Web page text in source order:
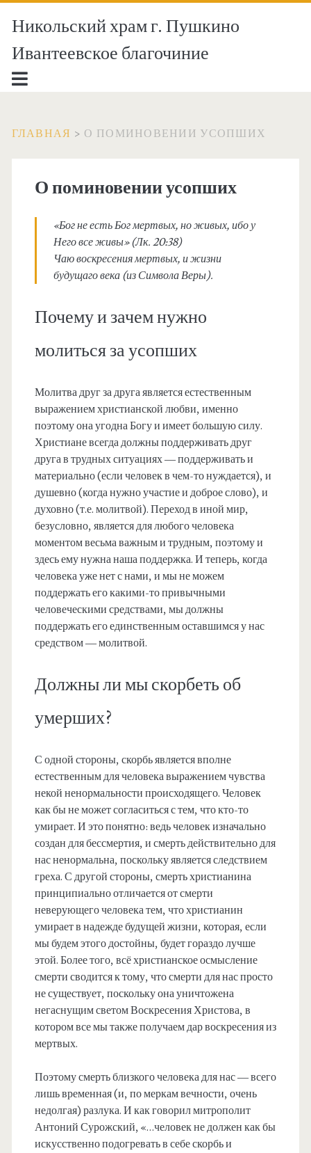
Никольский храм г. Пушкино
Ивантеевское благочиние
ГЛАВНАЯ > О ПОМИНОВЕНИИ УСОПШИХ
О поминовении усопших
«Бог не есть Бог мертвых, но живых, ибо у
Него все живы» (Лк. 20:38)
Чаю воскресения мертвых, и жизни
будущаго века (из Символа Веры).
Почему и зачем нужно
молиться за усопших
Молитва друг за друга является естественным
выражением христианской любви, именно
поэтому она угодна Богу и имеет большую силу.
Христиане всегда должны поддерживать друг
друга в трудных ситуациях — поддерживать и
материально (если человек в чем-то нуждается), и
душевно (когда нужно участие и доброе слово), и
духовно (т.е. молитвой). Переход в иной мир,
безусловно, является для любого человека
моментом весьма важным и трудным, поэтому и
здесь ему нужна наша поддержка. И теперь, когда
человека уже нет с нами, и мы не можем
поддержать его какими-то привычными
человеческими средствами, мы должны
поддержать его единственным оставшимся у нас
средством — молитвой.
Должны ли мы скорбеть об
умерших?
С одной стороны, скорбь является вполне
естественным для человека выражением чувства
некой ненормальности происходящего. Человек
как бы не может согласиться с тем, что кто-то
умирает. И это понятно: ведь человек изначально
создан для бессмертия, и смерть действительно для
нас ненормальна, поскольку является следствием
греха. С другой стороны, смерть христианина
принципиально отличается от смерти
неверующего человека тем, что христианин
умирает в надежде будущей жизни, которая, если
мы будем этого достойны, будет гораздо лучше
этой. Более того, всё христианское осмысление
смерти сводится к тому, что смерти для нас просто
не существует, поскольку она уничтожена
негаснущим светом Воскресения Христова, в
котором все мы также получаем дар воскресения из
мертвых.
Поэтому смерть близкого человека для нас — всего
лишь временная (и, по меркам вечности, очень
недолгая) разлука. И как говорил митрополит
Антоний Сурожский, «…человек не должен как бы
искусственно подогревать в себе скорбь и